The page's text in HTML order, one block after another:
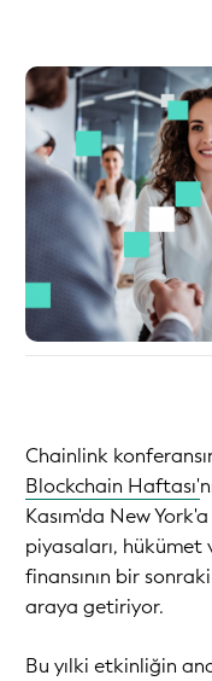
Chainlink
Blockchain Haftası'
Kasım'da New
piyasaları, hükümet
finansının bir
araya getiriyor.
Bu yılki etkinliğin